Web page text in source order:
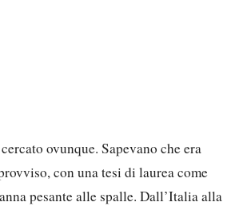
ovunque. Sapevano che era
con una tesi di laurea come
pesante alle spalle. Dall’Italia alla